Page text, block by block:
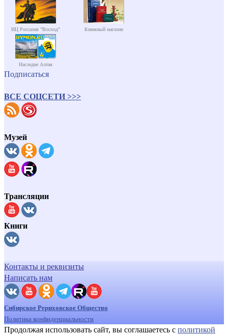
ИЦ Россазия "Восход" Книжный магазин
Наследие Алтая
Подписаться
ВСЕ СОЦСЕТИ >>>
Музей
Трансляции
Книги
Контакты и реквизиты
Написать нам
Сибирское Рериховское Общество
Политика конфиденциальности
Продолжая использовать сайт, вы соглашаетесь с политикой